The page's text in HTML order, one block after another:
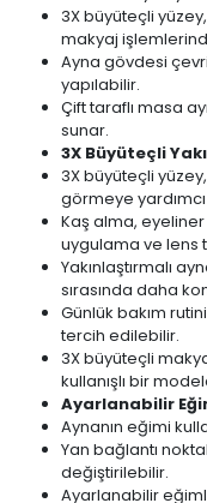
3X büyüteçli
makyaj
Ayna gövdesi
yapılabilir.
Çift taraflı masa
sunar.
3X Büyüteçli
3X büyüteçli
görmeye
Kaş alma,
uygulama ve lens
Yakınlaştırmalı
sırasında daha
Günlük bakım
tercih edilebilir.
3X büyüteçli
kullanışlı bir
Ayarlanabilir
Aynanın eğimi
Yan bağlantı
değiştirilebilir.
Ayarlanabilir